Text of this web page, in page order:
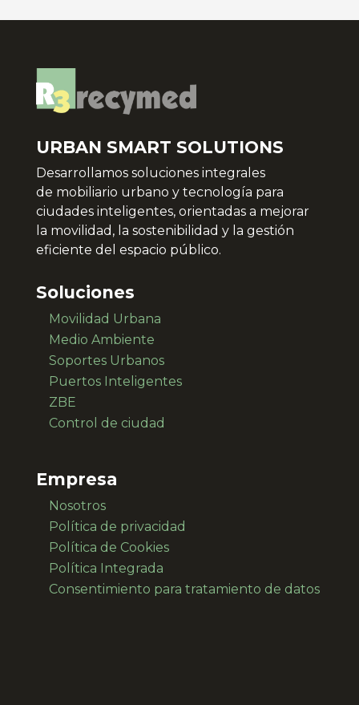
URBAN SMART SOLUTIONS
Desarrollamos soluciones integrales
de mobiliario urbano y tecnología para
ciudades inteligentes, orientadas a mejorar
la movilidad, la sostenibilidad y la gestión
eficiente del espacio público.
Soluciones
Movilidad Urbana
Medio Ambiente
Soportes Urbanos
Puertos Inteligentes
ZBE
Control de ciudad
Empresa
Nosotros
Política de privacidad
Política de Cookies
Política Integrada
Consentimiento para tratamiento de datos